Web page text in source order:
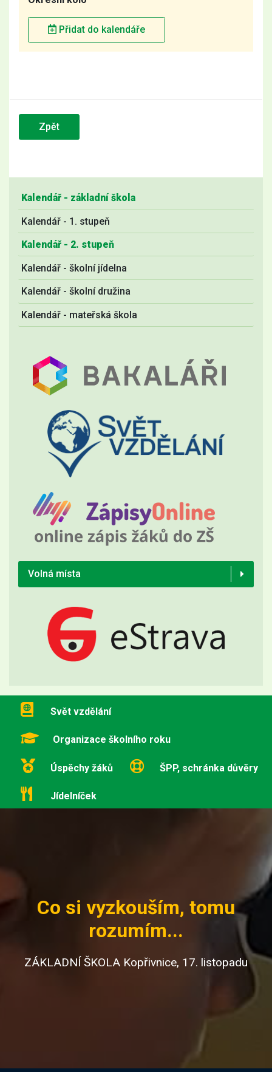
Kalendář - základní škola
Kalendář - 1. stupeň
Kalendář - 2. stupeň
Kalendář - školní jídelna
Kalendář - školní družina
Kalendář - mateřská škola
Volná místa
Přidat do kalendáře
Zpět
Svět vzdělání
Organizace školního roku
Úspěchy žáků ŠPP, schránka důvěry
Jídelníček
Co si vyzkouším, tomu
rozumím...
ZÁKLADNÍ ŠKOLA Kopřivnice, 17. listopadu